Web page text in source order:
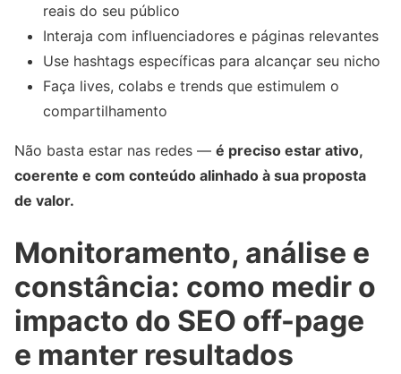
reais do seu público
Interaja com influenciadores e páginas relevantes
Use hashtags específicas para alcançar seu nicho
Faça lives, colabs e trends que estimulem o
compartilhamento
Não basta estar nas redes — é preciso estar ativo,
coerente e com conteúdo alinhado à sua proposta
de valor.
Monitoramento, análise e
constância: como medir o
impacto do SEO off-page
e manter resultados